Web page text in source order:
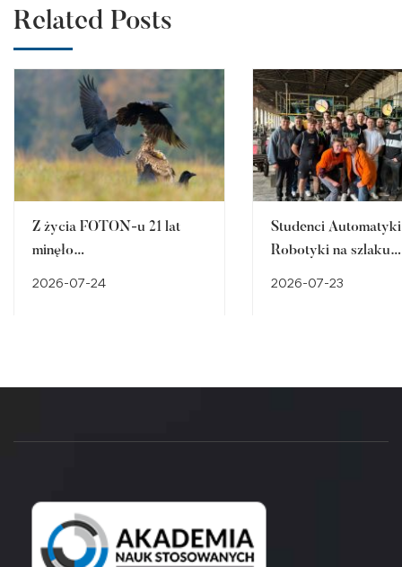
Related Posts
Z życia FOTON-u 21 lat
minęło…
2026-07-24
Studenci
Robotyki na szlaku
2026-07-23